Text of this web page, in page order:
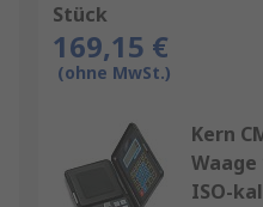
Stück
169,15 €
(ohne MwSt.)
Kern
Waage
ISO-